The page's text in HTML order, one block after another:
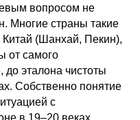
вопросом не
Многие страны такие
Китай (Шанхай, Пекин),
от самого
до эталона чистоты
Собственно понятие
с
в 19–20 веках.